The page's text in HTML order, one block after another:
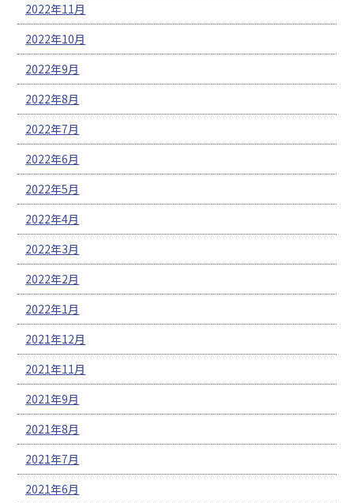
2022年11月
2022年10月
2022年9月
2022年8月
2022年7月
2022年6月
2022年5月
2022年4月
2022年3月
2022年2月
2022年1月
2021年12月
2021年11月
2021年9月
2021年8月
2021年7月
2021年6月